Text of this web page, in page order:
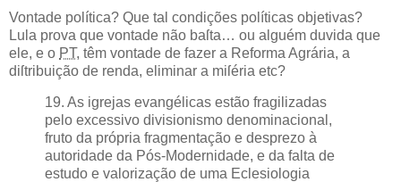
Vontade política? Que tal condições políticas objetivas?
Lula prova que vontade não baſta… ou alguém duvida que
ele, e o PT, têm vontade de fazer a Reforma Agrária, a
diſtribuição de renda, eliminar a miſéria etc?
19. As igrejas evangélicas estão fragilizadas
pelo excessivo divisionismo denominacional,
fruto da própria fragmentação e desprezo à
autoridade da Pós-Modernidade, e da falta de
estudo e valorização de uma Eclesiologia